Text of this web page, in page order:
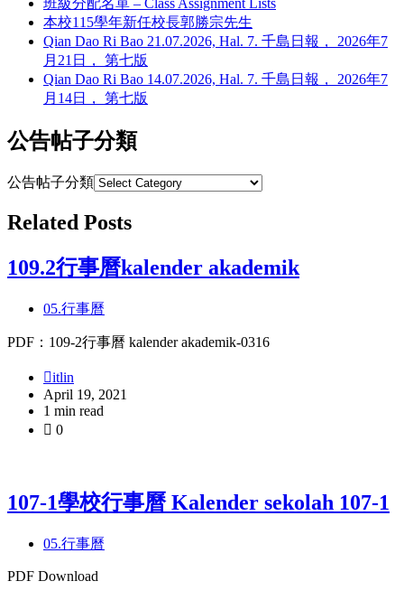
班級分配名單 – Class Assignment Lists
本校115學年新任校長郭勝宗先生
Qian Dao Ri Bao 21.07.2026, Hal. 7. 千島日報， 2026年7
月21日， 第七版
Qian Dao Ri Bao 14.07.2026, Hal. 7. 千島日報， 2026年7
月14日， 第七版
公告帖子分類
公告帖子分類
Related Posts
109.2行事曆kalender akademik
05.行事曆
PDF：109-2行事曆 kalender akademik-0316
itlin
April 19, 2021
1 min read
0
107-1學校行事曆 Kalender sekolah 107-1
05.行事曆
PDF Download